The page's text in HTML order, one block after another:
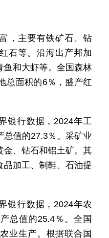
，主要有铁矿石、钻
石等。沿海出产邦加
鱼和大虾等。全国森林
总面积的6％，盛产红
银行数据，2024年工
总值的27.3％。采矿业
金、钻石和铝土矿。其
加工、制鞋、石油提
银行数据，2024年农
总值的25.4％。全国
业生产。根据联合国